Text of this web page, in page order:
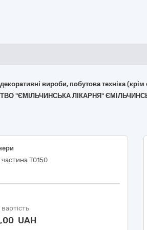
декоративні вироби, побутова техніка
"ЄМІЛЬЧИНСЬКА ЛІКАРНЯ"
частина Т0150
UAH